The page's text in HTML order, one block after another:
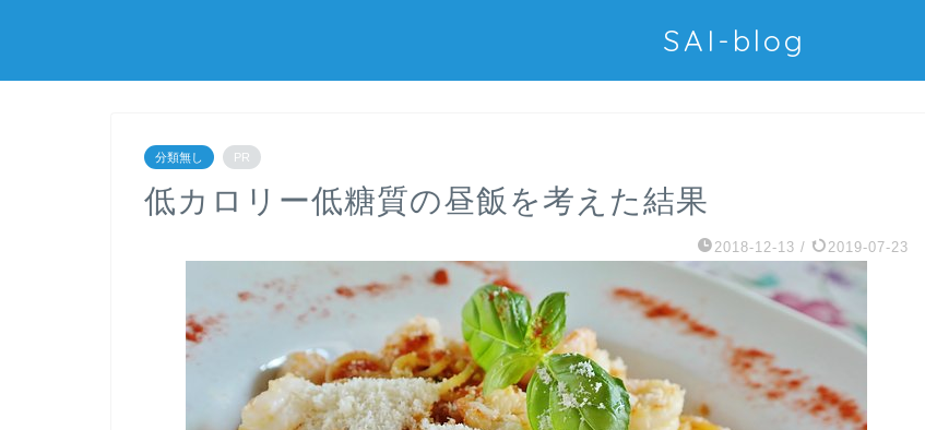
SAI-blog
分類無し PR
低カロリー低糖質の昼飯を考えた結果
2018-12-13 / 2019-07-23